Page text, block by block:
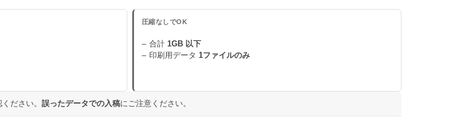
圧縮なしでOK
合計 1GB 以下
印刷用データ 1ファイルのみ
ださい。 誤ったデータでの入稿にご注意ください。